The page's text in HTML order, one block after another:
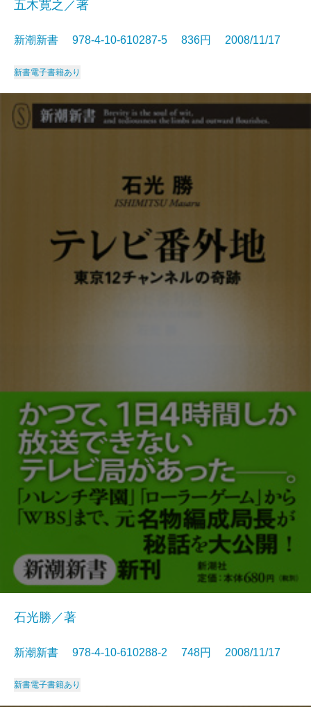
五木寛之／著
新潮新書 978-4-10-610287-5 836円 2008/11/17
新書電子書籍あり
石光勝／著
新潮新書 978-4-10-610288-2 748円 2008/11/17
新書電子書籍あり